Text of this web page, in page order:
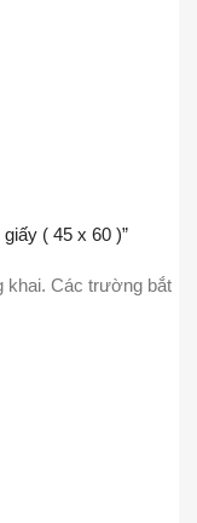
( 45 x 60 )”
khai. Các trường bắt